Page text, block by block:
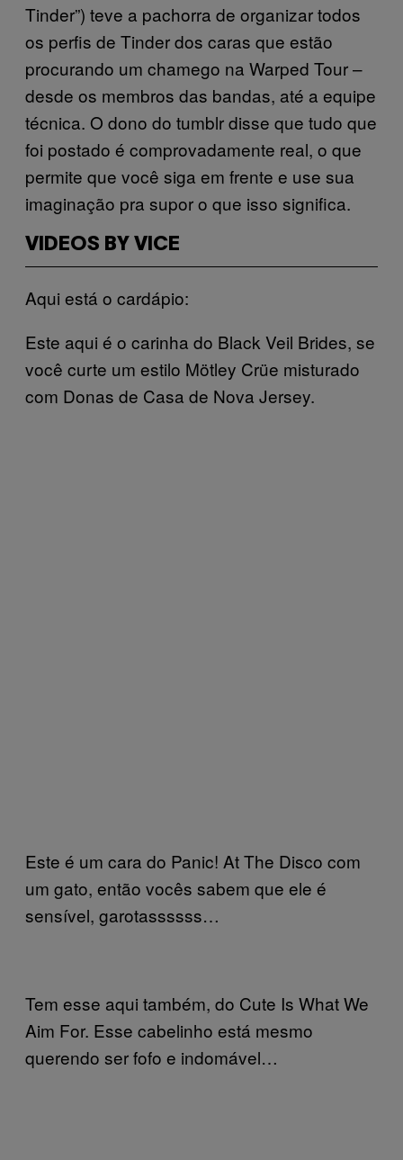
Tinder”) teve a pachorra de organizar todos
os perfis de Tinder dos caras que estão
procurando um chamego na Warped Tour –
desde os membros das bandas, até a equipe
técnica. O dono do tumblr disse que tudo que
foi postado é comprovadamente real, o que
permite que você siga em frente e use sua
imaginação pra supor o que isso significa.
VIDEOS BY VICE
Aqui está o cardápio:
Este aqui é o carinha do Black Veil Brides, se
você curte um estilo Mötley Crüe misturado
com Donas de Casa de Nova Jersey.
Este é um cara do Panic! At The Disco com
um gato, então vocês sabem que ele é
sensível, garotassssss…
Tem esse aqui também, do Cute Is What We
Aim For. Esse cabelinho está mesmo
querendo ser fofo e indomável…